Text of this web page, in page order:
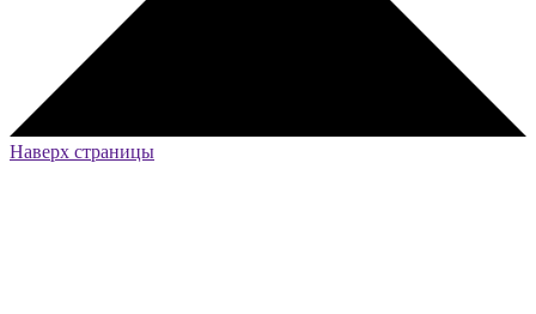
Наверх страницы